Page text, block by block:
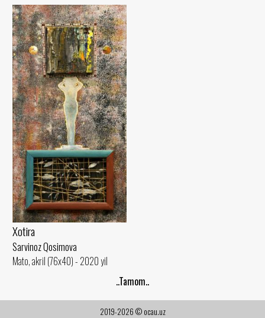
Xotira
Sarvinoz Qosimova
Mato, akril (76x40) - 2020 yil
..Tamom..
2019-2026 © ocau.uz